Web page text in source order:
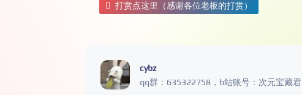
打赏点这里（感谢各位老板的打赏）
cybz
qq群：635322758，b站账号：次元宝藏君